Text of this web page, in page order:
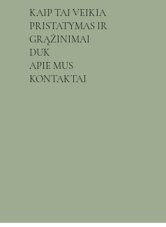
KAIP TAI VEIKIA
PRISTATYMAS IR
GRĄŽINIMAI
DUK
APIE MUS
KONTAKTAI